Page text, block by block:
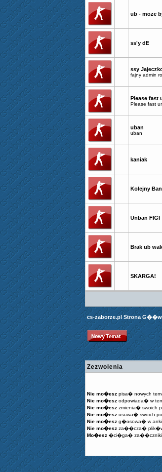
ub - moze
ss'y dE
ssy
fajny admin
Please fast
Please fast
uban
uban
kaniak
Kolejny Ban
Unban FIGI
Brak ub
SKARGA!
cs-zaborze.pl Strona
Zezwolenia
Nie mo�esz pisa� nowych
Nie mo�esz odpowiada� w
Nie mo�esz zmienia� swoich
Nie mo�esz usuwa� swoich
Nie mo�esz g�osowa� w
Nie mo�esz za��cza� plik�w
Mo�esz �ci�ga� za��czniki